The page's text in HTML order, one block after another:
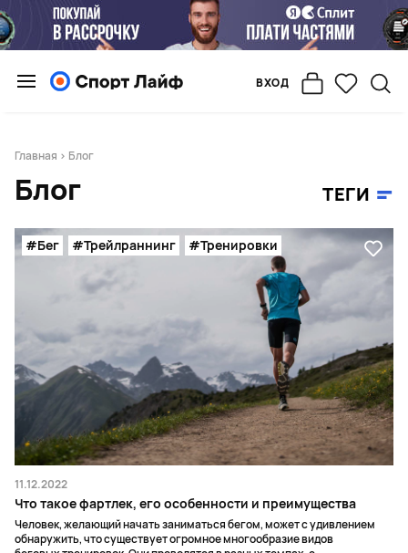
ВХОД
Главная > Блог
Блог ТЕГИ
#Бег #Трейлраннинг #Тренировки
11.12.2022
Что такое фартлек, его особенности и преимущества
Человек, желающий начать заниматься бегом, может с удивлением
обнаружить, что существует огромное многообразие видов